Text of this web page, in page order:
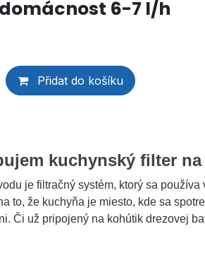
6-7 l/h
Přidat do košíku
kuchynský filter
je filtračný systém, ktorý sa
to, že kuchyňa je miesto, kde sa
Či už pripojený na kohútik drezovej